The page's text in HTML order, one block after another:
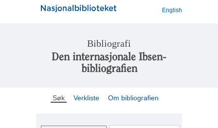
English
Bibliografi
Den internasjonale Ibsen-
bibliografien
Søk Verkliste Om bibliografien